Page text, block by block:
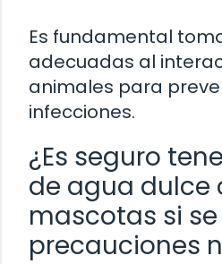
Es fundamental
adecuadas al
animales para
infecciones.
¿Es seguro
de agua dulce
mascotas si
precauciones